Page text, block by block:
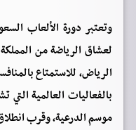
وتعتبر دورة الألعاب
لعشاق الرياضة من
الرياض، للاستمتاع
بالفعاليات العالمية
موسم الدرعية، وقرب